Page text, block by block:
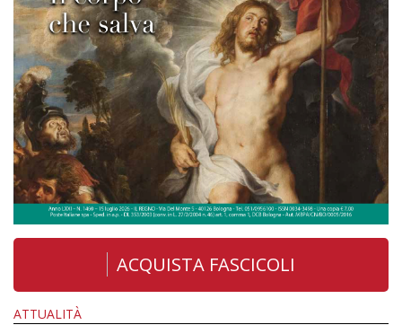
ACQUISTA FASCICOLI
ATTUALITÀ